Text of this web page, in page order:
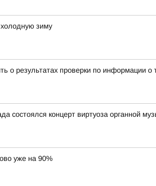
зиму
о результатах проверки по информации о
состоялся концерт виртуоза органной
уже на 90%